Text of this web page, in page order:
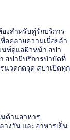
องสำหรับคู่รักบริการ
อคลายความเมื่อยล้า
นท์ดูแลผิวหน้า สปา
สปามีบริการบำบัดที่
นวดกดจุด สปาเปิดทุก
ด้านอาหาร
างวัน และอาหารเย็น